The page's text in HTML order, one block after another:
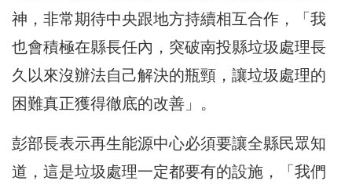
神，非常期待中央跟地方持續相互合作，「我
也會積極在縣長任內，突破南投縣垃圾處理長
久以來沒辦法自己解決的瓶頸，讓垃圾處理的
困難真正獲得徹底的改善」。
彭部長表示再生能源中心必須要讓全縣民眾知
道，這是垃圾處理一定都要有的設施，「我們